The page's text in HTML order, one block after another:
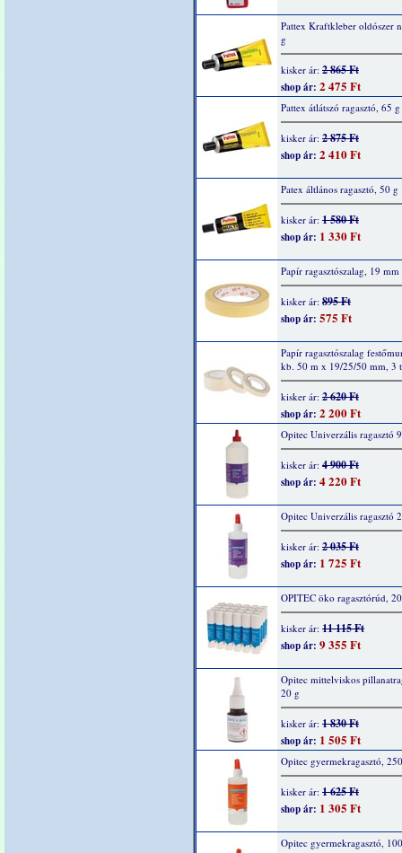
Pattex Kraftkleber oldószer
g
kisker ár: 2 865 Ft
shop ár: 2 475 Ft
Pattex átlátszó ragasztó, 65 g
kisker ár: 2 875 Ft
shop ár: 2 410 Ft
Patex áltlános ragasztó, 50 g
kisker ár: 1 580 Ft
shop ár: 1 330 Ft
Papír ragasztószalag, 19
kisker ár: 895 Ft
shop ár: 575 Ft
Papír ragasztószalag
kb. 50 m x 19/25/50 mm, 3
kisker ár: 2 620 Ft
shop ár: 2 200 Ft
Opitec Univerzális ragasztó
kisker ár: 4 900 Ft
shop ár: 4 220 Ft
Opitec Univerzális ragasztó
kisker ár: 2 035 Ft
shop ár: 1 725 Ft
OPITEC öko ragasztórúd,
kisker ár: 11 115 Ft
shop ár: 9 355 Ft
Opitec mittelviskos
20 g
kisker ár: 1 830 Ft
shop ár: 1 505 Ft
Opitec gyermekragasztó,
kisker ár: 1 625 Ft
shop ár: 1 305 Ft
Opitec gyermekragasztó,